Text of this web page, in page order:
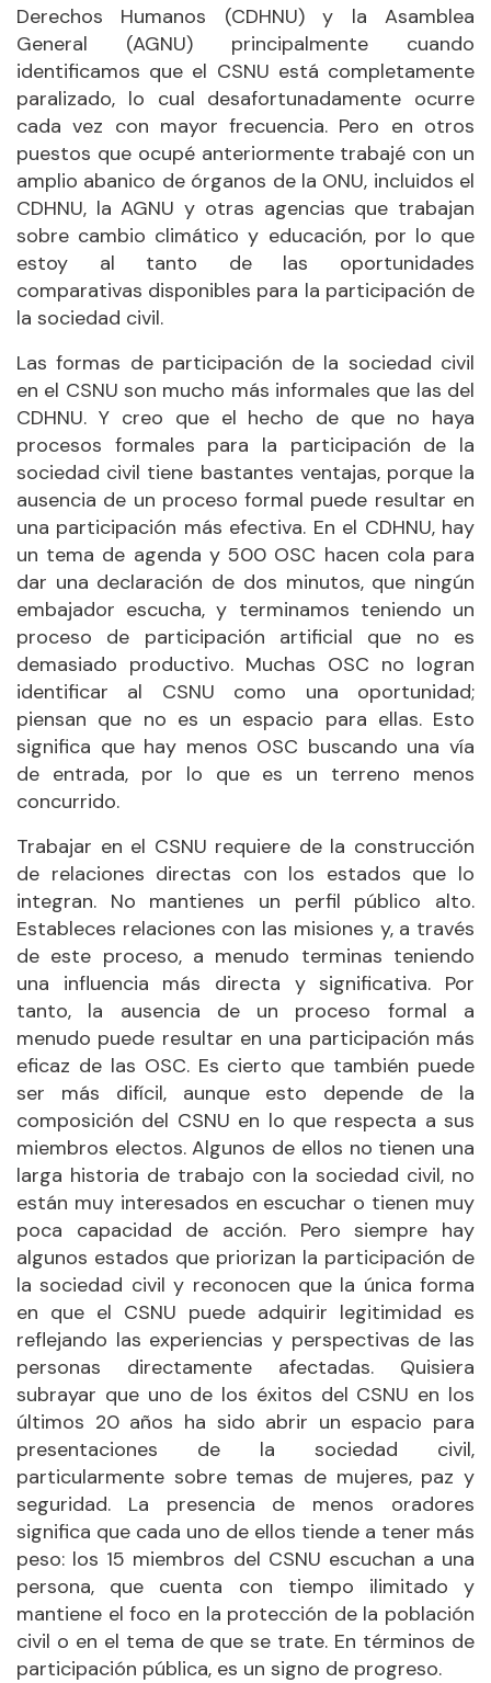
Derechos Humanos (CDHNU) y la Asamblea
General (AGNU) principalmente cuando
identificamos que el CSNU está completamente
paralizado, lo cual desafortunadamente ocurre
cada vez con mayor frecuencia. Pero en otros
puestos que ocupé anteriormente trabajé con un
amplio abanico de órganos de la ONU, incluidos el
CDHNU, la AGNU y otras agencias que trabajan
sobre cambio climático y educación, por lo que
estoy al tanto de las oportunidades
comparativas disponibles para la participación de
la sociedad civil.
Las formas de participación de la sociedad civil
en el CSNU son mucho más informales que las del
CDHNU. Y creo que el hecho de que no haya
procesos formales para la participación de la
sociedad civil tiene bastantes ventajas, porque la
ausencia de un proceso formal puede resultar en
una participación más efectiva. En el CDHNU, hay
un tema de agenda y 500 OSC hacen cola para
dar una declaración de dos minutos, que ningún
embajador escucha, y terminamos teniendo un
proceso de participación artificial que no es
demasiado productivo. Muchas OSC no logran
identificar al CSNU como una oportunidad;
piensan que no es un espacio para ellas. Esto
significa que hay menos OSC buscando una vía
de entrada, por lo que es un terreno menos
concurrido.
Trabajar en el CSNU requiere de la construcción
de relaciones directas con los estados que lo
integran. No mantienes un perfil público alto.
Estableces relaciones con las misiones y, a través
de este proceso, a menudo terminas teniendo
una influencia más directa y significativa. Por
tanto, la ausencia de un proceso formal a
menudo puede resultar en una participación más
eficaz de las OSC. Es cierto que también puede
ser más difícil, aunque esto depende de la
composición del CSNU en lo que respecta a sus
miembros electos. Algunos de ellos no tienen una
larga historia de trabajo con la sociedad civil, no
están muy interesados en escuchar o tienen muy
poca capacidad de acción. Pero siempre hay
algunos estados que priorizan la participación de
la sociedad civil y reconocen que la única forma
en que el CSNU puede adquirir legitimidad es
reflejando las experiencias y perspectivas de las
personas directamente afectadas. Quisiera
subrayar que uno de los éxitos del CSNU en los
últimos 20 años ha sido abrir un espacio para
presentaciones de la sociedad civil,
particularmente sobre temas de mujeres, paz y
seguridad. La presencia de menos oradores
significa que cada uno de ellos tiende a tener más
peso: los 15 miembros del CSNU escuchan a una
persona, que cuenta con tiempo ilimitado y
mantiene el foco en la protección de la población
civil o en el tema de que se trate. En términos de
participación pública, es un signo de progreso.